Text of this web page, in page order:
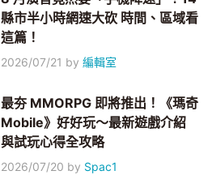
縣市半小時網速大砍 時間、區域看
這篇！
2026/07/21 by編輯室
最夯 MMORPG 即將推出！《瑪奇
Mobile》好好玩～最新遊戲介紹
與試玩心得全攻略
2026/07/20 by Spac1